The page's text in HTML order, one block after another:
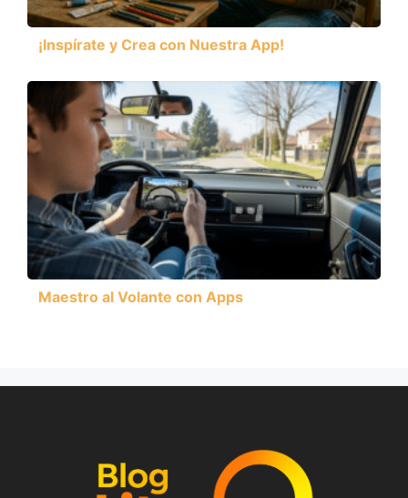
¡Inspírate y Crea con Nuestra App!
Maestro al Volante con Apps